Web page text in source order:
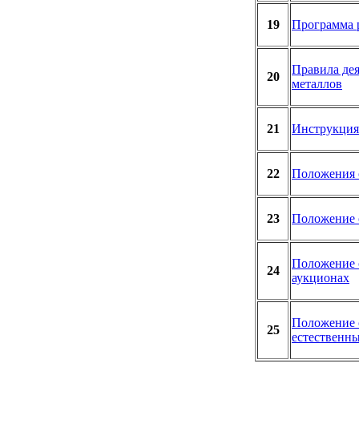
19 Программа
20
Правила
металлов
21
22 Положения
23 Положение
24
Положение
аукционах
25
Положение